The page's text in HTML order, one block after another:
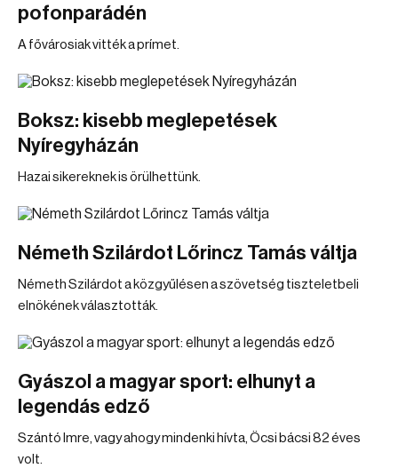
pofonparádén
A fővárosiak vitték a prímet.
Boksz: kisebb meglepetések
Nyíregyházán
Hazai sikereknek is örülhettünk.
Németh Szilárdot Lőrincz Tamás váltja
Németh Szilárdot a közgyűlésen a szövetség tiszteletbeli
elnökének választották.
Gyászol a magyar sport: elhunyt a
legendás edző
Szántó Imre, vagy ahogy mindenki hívta, Öcsi bácsi 82 éves
volt.